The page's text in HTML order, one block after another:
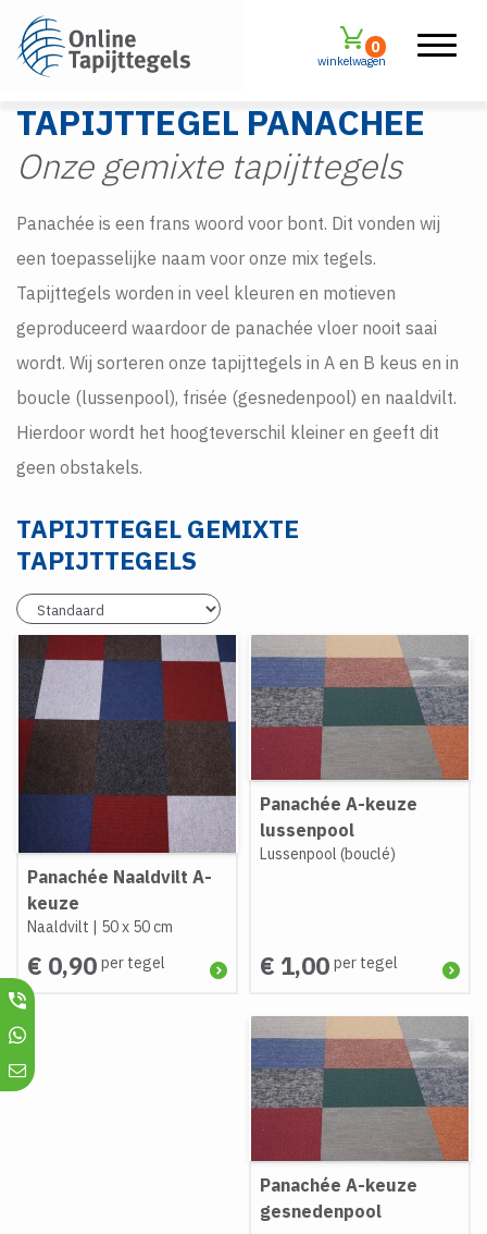
winkelwagen
0
TAPIJTTEGEL PANACHEE
Onze gemixte tapijttegels
Panachée is een frans woord voor bont. Dit vonden wij
een toepasselijke naam voor onze mix tegels.
Tapijttegels worden in veel kleuren en motieven
geproduceerd waardoor de panachée vloer nooit saai
wordt. Wij sorteren onze tapijttegels in A en B keus en in
boucle (lussenpool), frisée (gesnedenpool) en naaldvilt.
Hierdoor wordt het hoogteverschil kleiner en geeft dit
geen obstakels.
TAPIJTTEGEL GEMIXTE
TAPIJTTEGELS
Panachée Naaldvilt A-
keuze
Naaldvilt | 50 x 50 cm
€ 0,90 per tegel
Panachée A-keuze
lussenpool
Lussenpool (bouclé)
€ 1,00 per tegel
Panachée A-keuze
gesnedenpool